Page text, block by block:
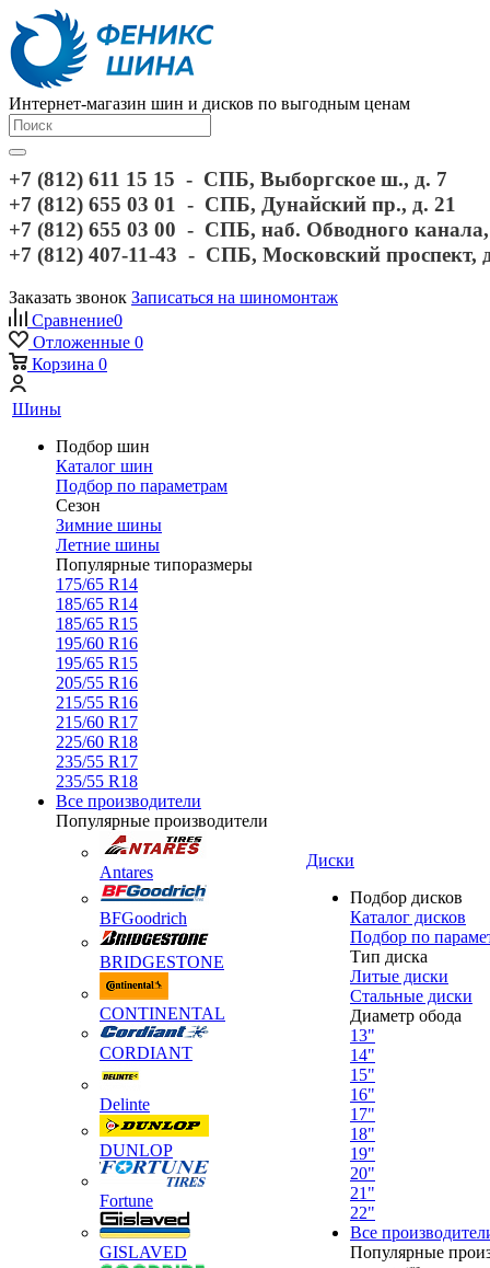
Интернет-магазин шин и дисков по выгодным ценам
+7 (812) 611 15 15 - СПБ, Выборгское ш., д. 7
+7 (812) 655 03 01 - СПБ, Дунайский пр., д. 21
+7 (812) 655 03 00 - СПБ, наб. Обводного
+7 (812) 407-11-43 - СПБ, Московский проспект,
Заказать звонок Записаться на шиномонтаж
Сравнение0
Отложенные 0
Корзина 0
Шины
Подбор шин
Каталог шин
Подбор по параметрам
Сезон
Зимние шины
Летние шины
Популярные типоразмеры
175/65 R14
185/65 R14
185/65 R15
195/60 R16
195/65 R15
205/55 R16
215/55 R16
215/60 R17
225/60 R18
235/55 R17
235/55 R18
Все производители
Популярные производители
Antares
BFGoodrich
BRIDGESTONE
CONTINENTAL
CORDIANT
Delinte
DUNLOP
Fortune
GISLAVED
Диски
Подбор дисков
Каталог дисков
Подбор по
Тип диска
Литые диски
Стальные диски
Диаметр обода
13"
14"
15"
16"
17"
18"
19"
20"
21"
22"
Все
Популярные